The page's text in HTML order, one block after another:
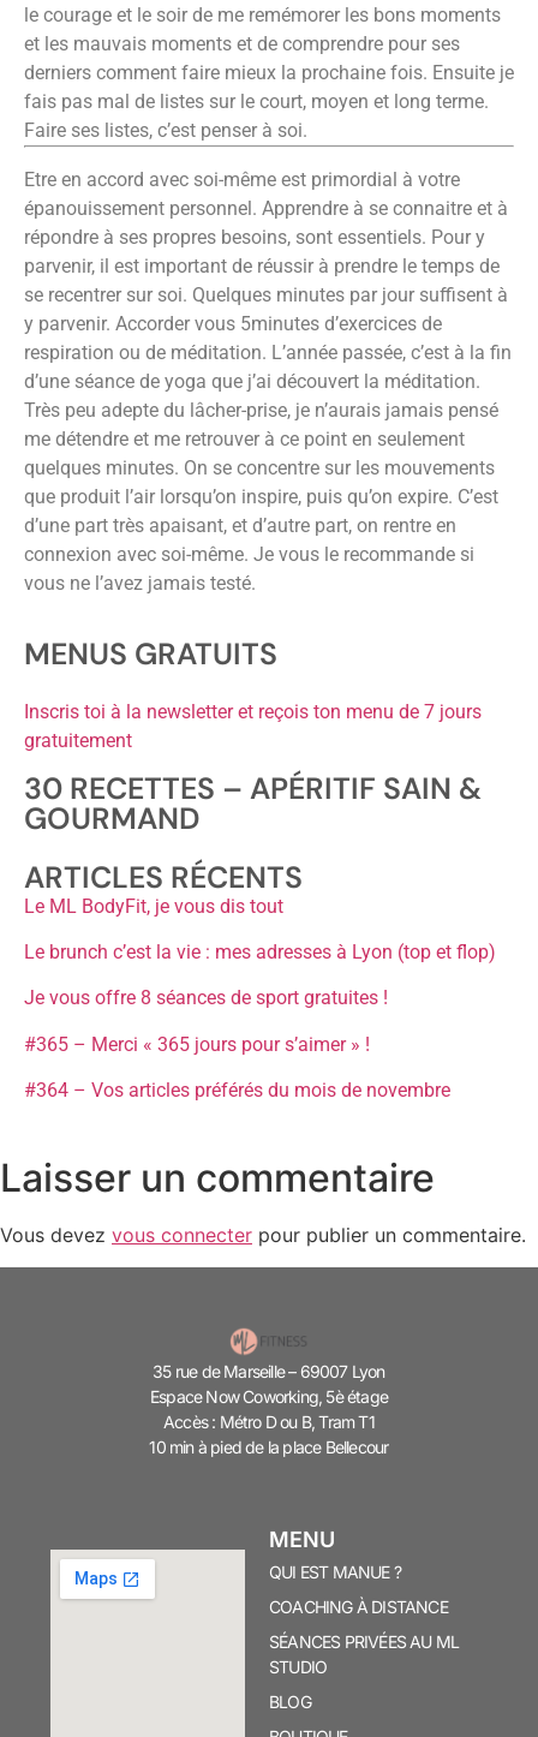
le courage et le soir de me remémorer les bons moments
et les mauvais moments et de comprendre pour ses
derniers comment faire mieux la prochaine fois. Ensuite je
fais pas mal de listes sur le court, moyen et long terme.
Faire ses listes, c’est penser à soi.
Etre en accord avec soi-même est primordial à votre
épanouissement personnel. Apprendre à se connaitre et à
répondre à ses propres besoins, sont essentiels. Pour y
parvenir, il est important de réussir à prendre le temps de
se recentrer sur soi. Quelques minutes par jour suffisent à
y parvenir. Accorder vous 5minutes d’exercices de
respiration ou de méditation. L’année passée, c’est à la fin
d’une séance de yoga que j’ai découvert la méditation.
Très peu adepte du lâcher-prise, je n’aurais jamais pensé
me détendre et me retrouver à ce point en seulement
quelques minutes. On se concentre sur les mouvements
que produit l’air lorsqu’on inspire, puis qu’on expire. C’est
d’une part très apaisant, et d’autre part, on rentre en
connexion avec soi-même. Je vous le recommande si
vous ne l’avez jamais testé.
MENUS GRATUITS
Inscris toi à la newsletter et reçois ton menu de 7 jours
gratuitement
30 RECETTES – APÉRITIF SAIN &
GOURMAND
ARTICLES RÉCENTS
Le ML BodyFit, je vous dis tout
Le brunch c’est la vie : mes adresses à Lyon (top et flop)
Je vous offre 8 séances de sport gratuites !
#365 – Merci « 365 jours pour s’aimer » !
#364 – Vos articles préférés du mois de novembre
Laisser un commentaire
Vous devez vous connecter pour publier un commentaire.
35 rue de Marseille – 69007 Lyon
Espace Now Coworking, 5è étage
Accès : Métro D ou B, Tram T1
10 min à pied de la place Bellecour
MENU
QUI EST MANUE ?
COACHING À DISTANCE
SÉANCES PRIVÉES AU ML
STUDIO
BLOG